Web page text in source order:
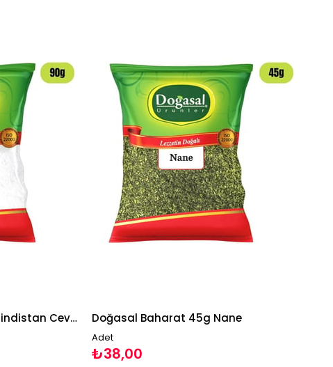
Doğasal Baharat 90g Hindistan Cevizi Doğasal Baharat 45g Nane
Adet
₺38,00